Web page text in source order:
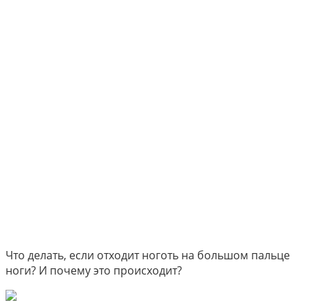
Что делать, если отходит ноготь на большом пальце
ноги? И почему это происходит?